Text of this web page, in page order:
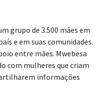
grupo de 3.500 mães em
e em suas comunidades.
entre mães. Mwebesa
com mulheres que criam
informações